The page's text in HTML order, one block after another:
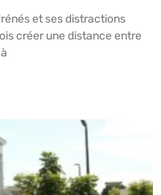
et ses distractions
créer une distance entre